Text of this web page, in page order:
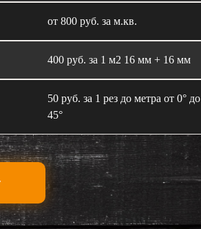
от 800 руб. за м.кв.
400 руб. за 1 м2 16 мм + 16 мм
50 руб. за 1 рез до метра от 0° до
45°